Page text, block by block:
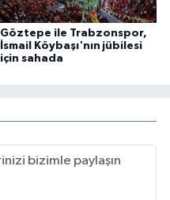
Göztepe ile Trabzonspor,
İsmail Köybaşı'nın jübilesi
için sahada